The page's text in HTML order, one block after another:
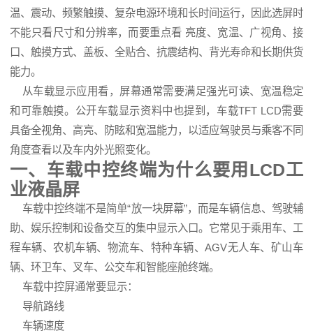
温、震动、频繁触摸、复杂电源环境和长时间运行，因此选屏时
不能只看尺寸和分辨率，而要重点看 亮度、宽温、广视角、接
口、触摸方式、盖板、全贴合、抗震结构、背光寿命和长期供货
能力。
从车载显示应用看，屏幕通常需要满足强光可读、宽温稳定
和可靠触摸。公开车载显示资料中也提到，车载TFT LCD需要
具备全视角、高亮、防眩和宽温能力，以适应驾驶员与乘客不同
角度查看以及车内外光照变化。
一、车载中控终端为什么要用LCD工
业液晶屏
车载中控终端不是简单“放一块屏幕”，而是车辆信息、驾驶辅
助、娱乐控制和设备交互的集中显示入口。它常见于乘用车、工
程车辆、农机车辆、物流车、特种车辆、AGV无人车、矿山车
辆、环卫车、叉车、公交车和智能座舱终端。
车载中控屏通常要显示：
导航路线
车辆速度